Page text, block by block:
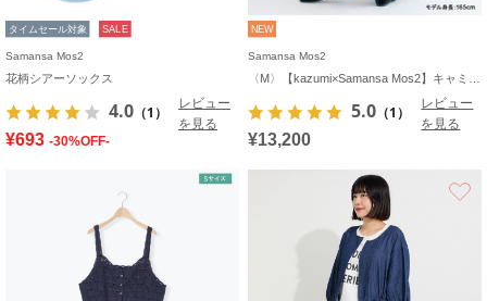
タイムセール対象 SALE
Samansa Mos2
花柄シアーソックス
4.0 （1）
レビュー
を見る
¥693 -30%OFF-
NEW
Samansa Mos2
5.0 （1）
レビュー
を見る
¥13,200